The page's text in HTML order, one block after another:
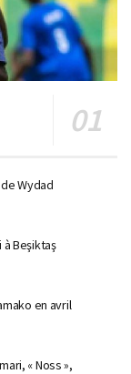
Wydad
à Beşiktaş
en avril
« Noss »,